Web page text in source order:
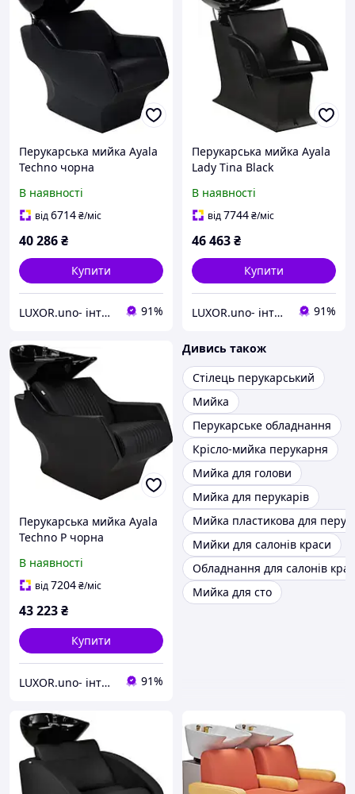
Перукарська мийка Ayala
Techno чорна
В наявності
від6714₴/міс
40 286₴
Купити
LUXOR.uno- інтернет магазин 91%
Перукарська мийка Ayala
Lady Tina Black
В наявності
від7744₴/міс
46 463₴
Купити
LUXOR.uno- інтернет магазин 91%
Перукарська мийка Ayala
Techno P чорна
В наявності
від7204₴/міс
43 223₴
Купити
LUXOR.uno- інтернет магазин 91%
Дивись також
Стілець перукарський
Мийка
Перукарське обладнання
Крісло-мийка перукарня
Мийка для голови
Мийка для перукарів
Мийка пластикова для
Мийки для салонів краси
Обладнання для салонів
Мийка для сто